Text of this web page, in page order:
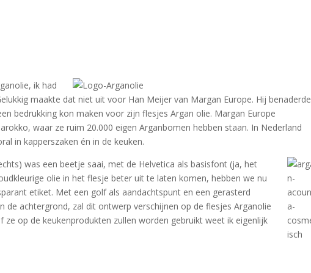
ik had
maakte dat niet uit voor Han Meijer van Margan Europe. Hij benaderde
bedrukking kon maken voor zijn flesjes Argan olie. Margan Europe
waar ze ruim 20.000 eigen Arganbomen hebben staan. In Nederland
in kapperszaken én in de keuken.
was een beetje saai, met de Helvetica als basisfont (ja, het
olie in het flesje beter uit te laten komen, hebben we nu
etiket. Met een golf als aandachtspunt en een gerasterd
de achtergrond, zal dit ontwerp verschijnen op de flesjes Arganolie
ze op de keukenprodukten zullen worden gebruikt weet ik eigenlijk